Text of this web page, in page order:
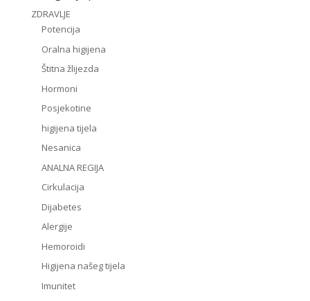
ZDRAVLJE
Potencija
Oralna higijena
Štitna žlijezda
Hormoni
Posjekotine
higijena tijela
Nesanica
ANALNA REGIJA
Cirkulacija
Dijabetes
Alergije
Hemoroidi
Higijena našeg tijela
Imunitet